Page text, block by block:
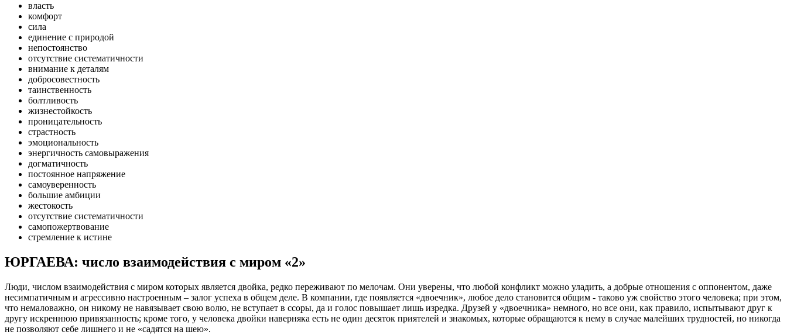
власть
комфорт
сила
единение с природой
непостоянство
отсутствие систематичности
внимание к деталям
добросовестность
таинственность
болтливость
жизнестойкость
проницательность
страстность
эмоциональность
энергичность самовыражения
догматичность
постоянное напряжение
самоуверенность
большие амбиции
жестокость
отсутствие систематичности
самопожертвование
стремление к истине
ЮРГАЕВА: число взаимодействия с миром «2»
Люди, числом взаимодействия с миром которых является двойка, редко переживают по мелочам. Они уверены, что любой конфликт можно уладить, а добрые отношения с оппонентом, даже
несимпатичным и агрессивно настроенным – залог успеха в общем деле. В компании, где появляется «двоечник», любое дело становится общим - таково уж свойство этого человека; при этом,
что немаловажно, он никому не навязывает свою волю, не вступает в ссоры, да и голос повышает лишь изредка. Друзей у «двоечника» немного, но все они, как правило, испытывают друг к
другу искреннюю привязанность; кроме того, у человека двойки наверняка есть не один десяток приятелей и знакомых, которые обращаются к нему в случае малейших трудностей, но никогда
не позволяют себе лишнего и не «садятся на шею».